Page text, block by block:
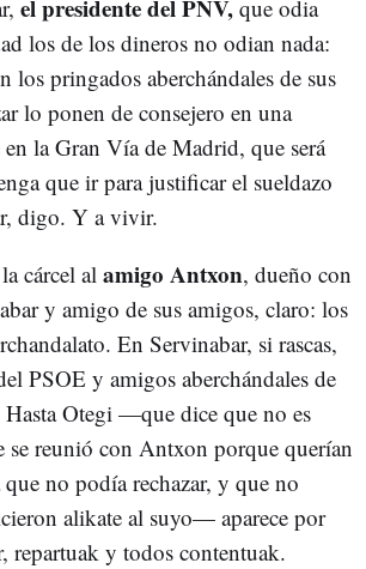
el presidente del PNV, que odia
los de los dineros no odian nada:
los pringados aberchándales de sus
lo ponen de consejero en una
en la Gran Vía de Madrid, que será
que ir para justificar el sueldazo
digo. Y a vivir.
cárcel al amigo Antxon, dueño con
y amigo de sus amigos, claro: los
En Servinabar, si rascas,
PSOE y amigos aberchándales de
Otegi —que dice que no es
se reunió con Antxon porque querían
no podía rechazar, y que no
alikate al suyo— aparece por
repartuak y todos contentuak.